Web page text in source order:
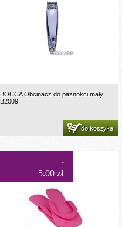
BOCCA Obcinacz do paznokci mały
B2009
do koszyka
5.00 zł